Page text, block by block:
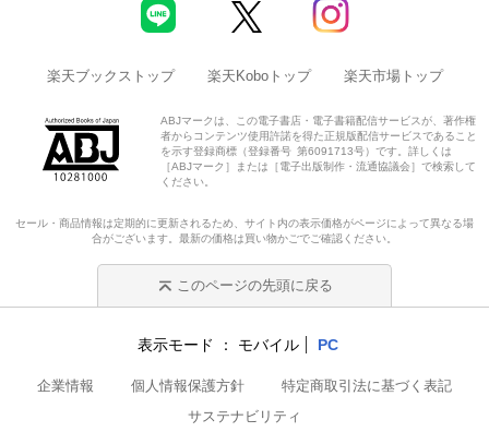
楽天ブックストップ 楽天Koboトップ 楽天市場トップ
ABJマークは、この電子書店・電子書籍配信サービスが、著作権
者からコンテンツ使用許諾を得た正規版配信サービスであること
を示す登録商標（登録番号 第6091713号）です。詳しくは
［ABJマーク］または［電子出版制作・流通協議会］で検索して
ください。
セール・商品情報は定期的に更新されるため、サイト内の表示価格がページによって異なる場
合がございます。最新の価格は買い物かごでご確認ください。
このページの先頭に戻る
表示モード モバイル PC
企業情報 個人情報保護方針
特定商取引法に基づく表記
サステナビリティ